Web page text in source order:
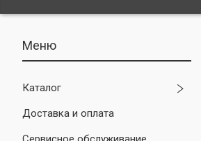
Каталог
Доставка и оплата